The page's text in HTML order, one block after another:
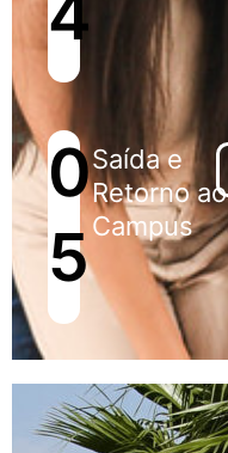
0
5
Saída e
Retorno ao
Campus